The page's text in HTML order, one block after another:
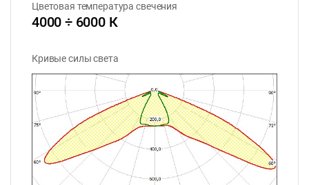
Цветовая температура свечения
4000 ÷ 6000 К
Кривые силы света